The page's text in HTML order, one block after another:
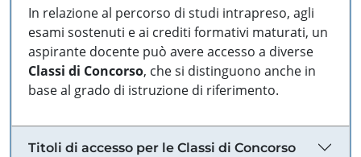
In relazione al percorso di studi intrapreso, agli
esami sostenuti e ai crediti formativi maturati, un
aspirante docente può avere accesso a diverse
Classi di Concorso, che si distinguono anche in
base al grado di istruzione di riferimento.
Titoli di accesso per le Classi di Concorso